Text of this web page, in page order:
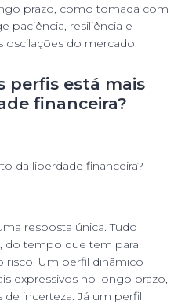
prazo, como tomada com
paciência, resiliência e
oscilações do mercado.
perfis está mais
financeira?
resposta única. Tudo
do tempo que tem para
risco. Um perfil dinâmico
expressivos no longo prazo,
incerteza. Já um perfil